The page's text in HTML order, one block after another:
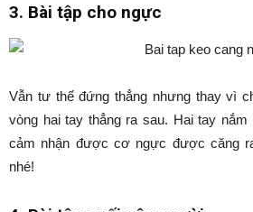
3. Bài tập cho ngực
Vẫn tư thế đứng thẳng nhưng thay vì
vòng hai tay thẳng ra sau. Hai tay
cảm nhận được cơ ngực được căng
nhé!